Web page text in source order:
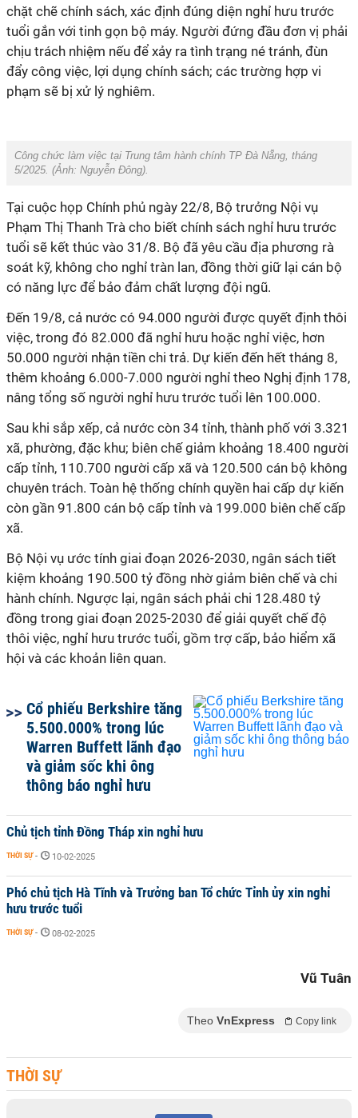
chặt chẽ chính sách, xác định đúng diện nghỉ hưu trước
tuổi gắn với tinh gọn bộ máy. Người đứng đầu đơn vị phải
chịu trách nhiệm nếu để xảy ra tình trạng né tránh, đùn
đẩy công việc, lợi dụng chính sách; các trường hợp vi
phạm sẽ bị xử lý nghiêm.
Công chức làm việc tại Trung tâm hành chính TP Đà Nẵng, tháng
5/2025. (Ảnh: Nguyễn Đông).
Tại cuộc họp Chính phủ ngày 22/8, Bộ trưởng Nội vụ
Phạm Thị Thanh Trà cho biết chính sách nghỉ hưu trước
tuổi sẽ kết thúc vào 31/8. Bộ đã yêu cầu địa phương rà
soát kỹ, không cho nghỉ tràn lan, đồng thời giữ lại cán bộ
có năng lực để bảo đảm chất lượng đội ngũ.
Đến 19/8, cả nước có 94.000 người được quyết định thôi
việc, trong đó 82.000 đã nghỉ hưu hoặc nghỉ việc, hơn
50.000 người nhận tiền chi trả. Dự kiến đến hết tháng 8,
thêm khoảng 6.000-7.000 người nghỉ theo Nghị định 178,
nâng tổng số người nghỉ hưu trước tuổi lên 100.000.
Sau khi sắp xếp, cả nước còn 34 tỉnh, thành phố với 3.321
xã, phường, đặc khu; biên chế giảm khoảng 18.400 người
cấp tỉnh, 110.700 người cấp xã và 120.500 cán bộ không
chuyên trách. Toàn hệ thống chính quyền hai cấp dự kiến
còn gần 91.800 cán bộ cấp tỉnh và 199.000 biên chế cấp
xã.
Bộ Nội vụ ước tính giai đoạn 2026-2030, ngân sách tiết
kiệm khoảng 190.500 tỷ đồng nhờ giảm biên chế và chi
hành chính. Ngược lại, ngân sách phải chi 128.480 tỷ
đồng trong giai đoạn 2025-2030 để giải quyết chế độ
thôi việc, nghỉ hưu trước tuổi, gồm trợ cấp, bảo hiểm xã
hội và các khoản liên quan.
Cổ phiếu Berkshire tăng
5.500.000% trong lúc
Warren Buffett lãnh đạo
và giảm sốc khi ông
thông báo nghỉ hưu
Chủ tịch tỉnh Đồng Tháp xin nghỉ hưu
THỜI SỰ - 10-02-2025
Phó chủ tịch Hà Tĩnh và Trưởng ban Tổ chức Tỉnh ủy xin nghỉ
hưu trước tuổi
THỜI SỰ - 08-02-2025
Vũ Tuân
Theo VnExpress Copy link
THỜI SỰ